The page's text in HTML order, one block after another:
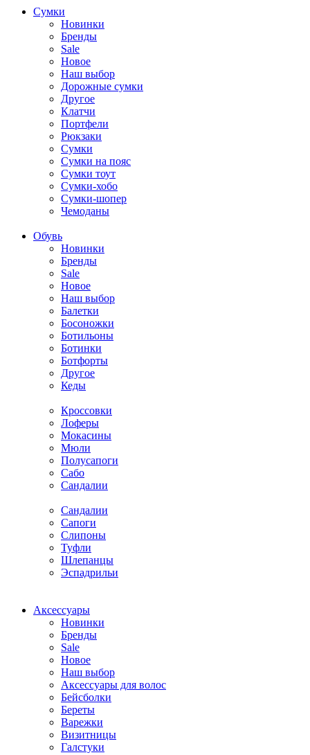
Cумки
Новинки
Бренды
Sale
Новое
Наш выбор
Дорожные сумки
Другое
Клатчи
Портфели
Рюкзаки
Сумки
Сумки на пояс
Сумки тоут
Сумки-хобо
Сумки-шопер
Чемоданы
Обувь
Новинки
Бренды
Sale
Новое
Наш выбор
Балетки
Босоножки
Ботильоны
Ботинки
Ботфорты
Другое
Кеды
Кроссовки
Лоферы
Мокасины
Мюли
Полусапоги
Сабо
Сандалии
Сандалии
Сапоги
Слипоны
Туфли
Шлепанцы
Эспадрильи
Аксессуары
Новинки
Бренды
Sale
Новое
Наш выбор
Аксессуары для волос
Бейсболки
Береты
Варежки
Визитницы
Галстуки